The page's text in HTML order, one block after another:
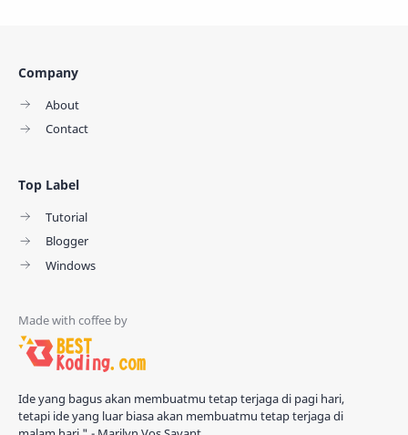
Ide yang bagus akan membuatmu tetap terjaga di pagi hari,
tetapi ide yang luar biasa akan membuatmu tetap terjaga di
Company
About
Contact
Top Label
Tutorial
Blogger
Windows